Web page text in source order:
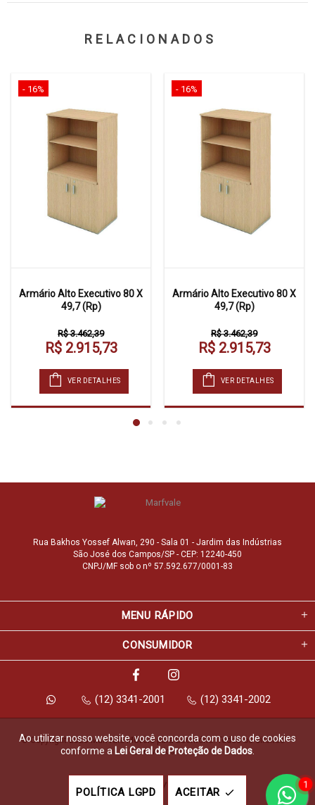
RELACIONADOS
- 16%
Armário Alto Executivo 80 X
49,7 (Rp)
R$ 3.462,39
R$ 2.915,73
VER DETALHES
- 16%
Armário Alto Executivo 80 X
49,7 (Rp)
R$ 3.462,39
R$ 2.915,73
VER DETALHES
Rua Bakhos Yossef Alwan, 290 - Sala 01 - Jardim das Indústrias
São José dos Campos/SP - CEP: 12240-450
CNPJ/MF sob o nº 57.592.677/0001-83
MENU RÁPIDO
CONSUMIDOR
(12) 3341-2001 (12) 3341-2002
© Copyright 2026 Marfvale Móveis para Escritório. Todos os direitos
reservados.
Feito com
Ao utilizar nosso website, você concorda com o uso de cookies
conforme a Lei Geral de Proteção de Dados
POLÍTICA LGPD ACEITAR
1